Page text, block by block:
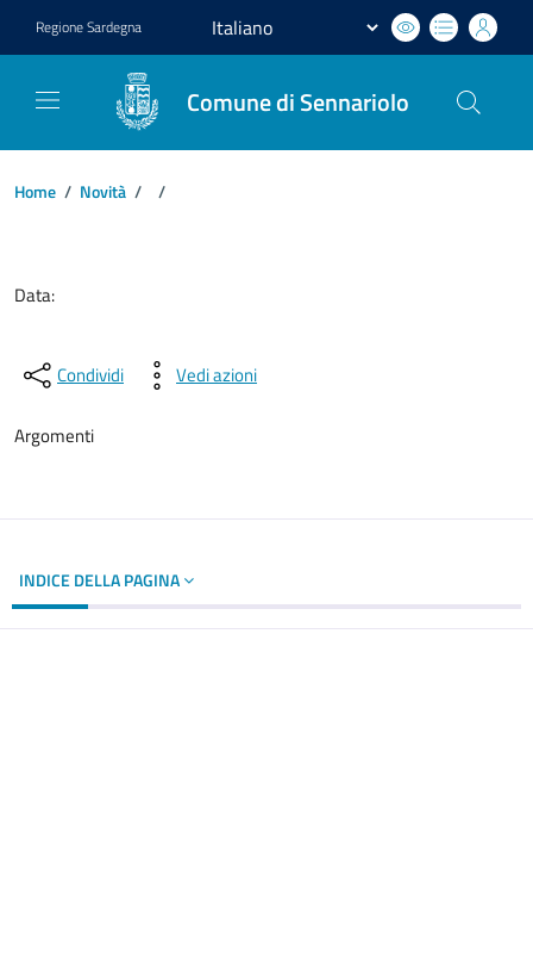
RegioneSardegna
Comune di Sennariolo
Home / Novità / /
Data:
Condividi Vedi azioni
Argomenti
INDICE DELLA PAGINA